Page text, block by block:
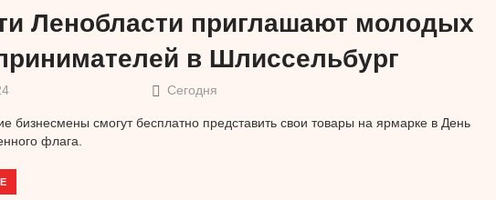
Ленобласти приглашают молодых
в Шлиссельбург
Сегодня
бизнесмены смогут бесплатно представить свои товары на ярмарке в День
флага.